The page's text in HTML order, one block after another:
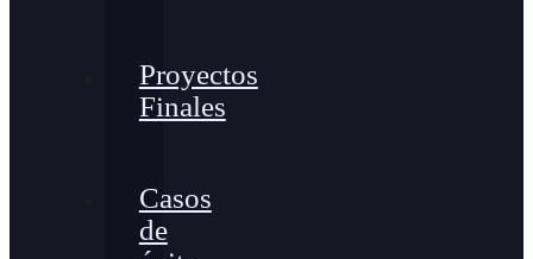
Proyectos
Finales
Casos
de